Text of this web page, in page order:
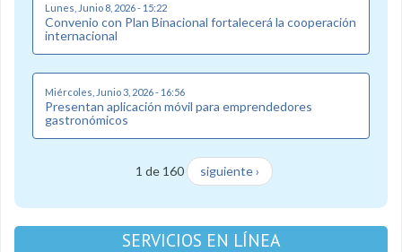
Lunes, Junio 8, 2026 - 15:22
Convenio con Plan Binacional fortalecerá la cooperación
internacional
Miércoles, Junio 3, 2026 - 16:56
Presentan aplicación móvil para emprendedores
gastronómicos
1 de 160 siguiente ›
SERVICIOS EN LÍNEA